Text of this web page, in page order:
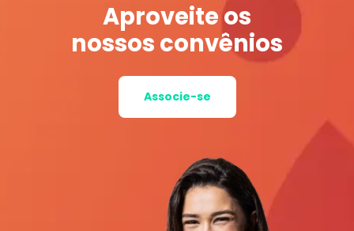
Aproveite os
nossos convênios
Associe-se